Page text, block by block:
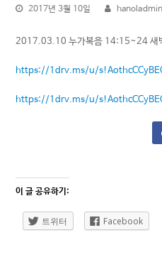
2017년 3월 10일 hanoladmin
2017.03.10 누가복음 14:15~24 새
https://1drv.ms/u/
https://1drv.ms/u/
이 글 공유하기:
트위터 Facebook